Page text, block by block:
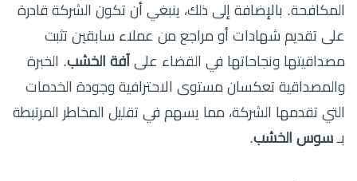
المكافحة. بالإضافة إلى ذلك، ينبغي أن تكون الشركة قادرة
على تقديم شهادات أو مراجع من عملاء سابقين تثبت
مصداقيتها ونجاحاتها في القضاء على آفة الخشب. الخبرة
والمصداقية تعكسان مستوى الاحترافية وجودة الخدمات
التي تقدمها الشركة، مما يسهم في تقليل المخاطر المرتبطة
بـ سوس الخشب.